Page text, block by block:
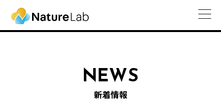
NEWS
新着情報